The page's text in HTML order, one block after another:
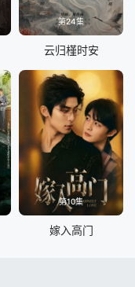
第24集
云归槿时安
第10集
嫁入高门